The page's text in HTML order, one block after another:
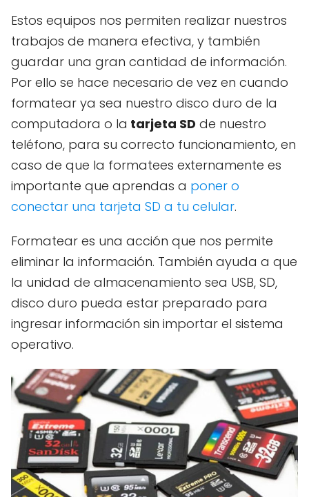
Estos equipos nos permiten realizar nuestros
trabajos de manera efectiva, y también
guardar una gran cantidad de información.
Por ello se hace necesario de vez en cuando
formatear ya sea nuestro disco duro de la
computadora o la tarjeta SD de nuestro
teléfono, para su correcto funcionamiento, en
caso de que la formatees externamente es
importante que aprendas a poner o
conectar una tarjeta SD a tu celular.
Formatear es una acción que nos permite
eliminar la información. También ayuda a que
la unidad de almacenamiento sea USB, SD,
disco duro pueda estar preparado para
ingresar información sin importar el sistema
operativo.